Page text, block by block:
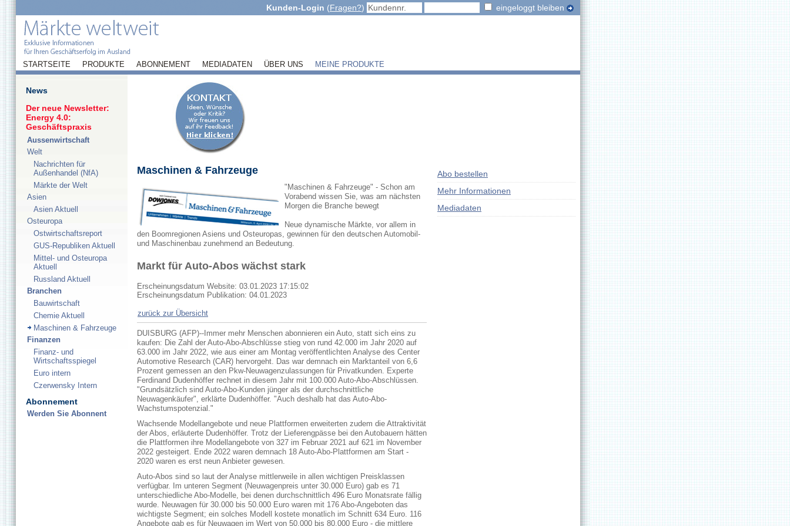
Kunden-Login (Fragen?) eingeloggt bleiben
STARTSEITE PRODUKTE ABONNEMENT MEDIADATEN ÜBER UNS MEINE PRODUKTE
News
Der neue Newsletter:
Energy 4.0:
Geschäftspraxis
Aussenwirtschaft
Welt
Nachrichten für
Außenhandel (NfA)
Märkte der Welt
Asien
Asien Aktuell
Osteuropa
Ostwirtschaftsreport
GUS-Republiken Aktuell
Mittel- und Osteuropa
Aktuell
Russland Aktuell
Branchen
Bauwirtschaft
Chemie Aktuell
Maschinen & Fahrzeuge
Finanzen
Finanz- und
Wirtschaftsspiegel
Euro intern
Czerwensky Intern
Abonnement
Werden Sie Abonnent
Maschinen & Fahrzeuge
"Maschinen & Fahrzeuge" - Schon am
Vorabend wissen Sie, was am nächsten
Morgen die Branche bewegt
Neue dynamische Märkte, vor allem in
den Boomregionen Asiens und Osteuropas, gewinnen für den deutschen Automobil-
und Maschinenbau zunehmend an Bedeutung.
Markt für Auto-Abos wächst stark
Erscheinungsdatum Website: 03.01.2023 17:15:02
Erscheinungsdatum Publikation: 04.01.2023
zurück zur Übersicht
DUISBURG (AFP)--Immer mehr Menschen abonnieren ein Auto, statt sich eins zu
kaufen: Die Zahl der Auto-Abo-Abschlüsse stieg von rund 42.000 im Jahr 2020 auf
63.000 im Jahr 2022, wie aus einer am Montag veröffentlichten Analyse des Center
Automotive Research (CAR) hervorgeht. Das war demnach ein Marktanteil von 6,6
Prozent gemessen an den Pkw-Neuwagenzulassungen für Privatkunden. Experte
Ferdinand Dudenhöffer rechnet in diesem Jahr mit 100.000 Auto-Abo-Abschlüssen.
"Grundsätzlich sind Auto-Abo-Kunden jünger als der durchschnittliche
Neuwagenkäufer", erklärte Dudenhöffer. "Auch deshalb hat das Auto-Abo-
Wachstumspotenzial."
Wachsende Modellangebote und neue Plattformen erweiterten zudem die Attraktivität
der Abos, erläuterte Dudenhöffer. Trotz der Lieferengpässe bei den Autobauern hätten
die Plattformen ihre Modellangebote von 327 im Februar 2021 auf 621 im November
2022 gesteigert. Ende 2022 waren demnach 18 Auto-Abo-Plattformen am Start -
2020 waren es erst neun Anbieter gewesen.
Auto-Abos sind so laut der Analyse mittlerweile in allen wichtigen Preisklassen
verfügbar. Im unteren Segment (Neuwagenpreis unter 30.000 Euro) gab es 71
unterschiedliche Abo-Modelle, bei denen durchschnittlich 496 Euro Monatsrate fällig
wurde. Neuwagen für 30.000 bis 50.000 Euro waren mit 176 Abo-Angeboten das
wichtigste Segment; ein solches Modell kostete monatlich im Schnitt 634 Euro. 116
Angebote gab es für Neuwagen im Wert von 50.000 bis 80.000 Euro - die mittlere
Abo bestellen
Mehr Informationen
Mediadaten